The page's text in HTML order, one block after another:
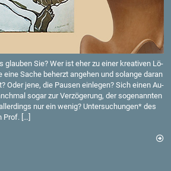
glau­ben Sie? Wer ist eher zu einer krea­ti­ven Lö­
eine Sache be­herzt an­ge­hen und so­lan­ge daran
Oder jene, die Pau­sen ein­le­gen? Sich einen Au­
sogar zur Ver­zö­ge­rung, der so­ge­nann­ten
nur ein wenig? Un­ter­su­chun­gen* des
Prof. […]